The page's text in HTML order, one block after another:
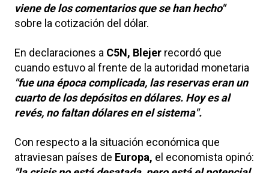
viene de los comentarios que se han hecho"
sobre la cotización del dólar.
En declaraciones a C5N, Blejer recordó que
cuando estuvo al frente de la autoridad monetaria
"fue una época complicada, las reservas eran un
cuarto de los depósitos en dólares. Hoy es al
revés, no faltan dólares en el sistema".
Con respecto a la situación económica que
atraviesan países de Europa, el economista opinó: